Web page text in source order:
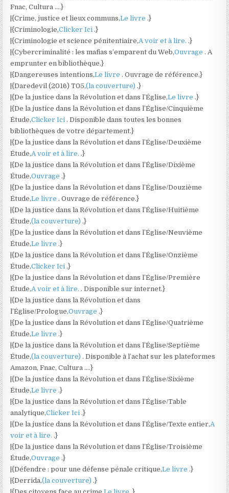
Fnac, Cultura ….}
|{Crime, justice et lieux communs,Le livre.}
|{Criminologie,Clicker Ici.}
|{Criminologie et science pénitentiaire,A voir et à lire..}
|{Cybercriminalité : les mafias s’emparent du Web,Ouvrage. A
emprunter en bibliothèque.}
|{Dangereuses intentions,Le livre. Ouvrage de référence.}
|{Daredevil (2016) T05,(la couverture).}
|{De la justice dans la Révolution et dans l’Église,Le livre.}
|{De la justice dans la Révolution et dans l’Église/Cinquième
Étude,Clicker Ici. Disponible dans toutes les bonnes
bibliothèques de votre département.}
|{De la justice dans la Révolution et dans l’Église/Deuxième
Étude,A voir et à lire..}
|{De la justice dans la Révolution et dans l’Église/Dixième
Étude,Ouvrage.}
|{De la justice dans la Révolution et dans l’Église/Douzième
Étude,Le livre. Ouvrage de référence.}
|{De la justice dans la Révolution et dans l’Église/Huitième
Étude,(la couverture).}
|{De la justice dans la Révolution et dans l’Église/Neuvième
Étude,Le livre.}
|{De la justice dans la Révolution et dans l’Église/Onzième
Étude,Clicker Ici.}
|{De la justice dans la Révolution et dans l’Église/Première
Étude,A voir et à lire.. Disponible sur internet.}
|{De la justice dans la Révolution et dans
l’Église/Prologue,Ouvrage.}
|{De la justice dans la Révolution et dans l’Église/Quatrième
Étude,Le livre.}
|{De la justice dans la Révolution et dans l’Église/Septième
Étude,(la couverture). Disponible à l’achat sur les plateformes
Amazon, Fnac, Cultura ….}
|{De la justice dans la Révolution et dans l’Église/Sixième
Étude,Le livre.}
|{De la justice dans la Révolution et dans l’Église/Table
analytique,Clicker Ici.}
|{De la justice dans la Révolution et dans l’Église/Texte entier,A
voir et à lire..}
|{De la justice dans la Révolution et dans l’Église/Troisième
Étude,Ouvrage.}
|{Défendre : pour une défense pénale critique,Le livre.}
|{Derrida,(la couverture).}